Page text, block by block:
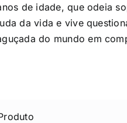
de idade, que odeia
da vida e vive
do mundo em